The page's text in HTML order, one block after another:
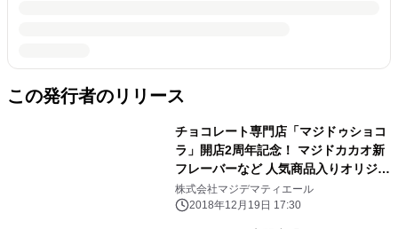
この発行者のリリース
チョコレート専門店「マジドゥショコ
ラ」開店2周年記念！ マジドカカオ新
フレーバーなど 人気商品入りオリジナ
ルトートバッグ発売
株式会社マジデマティエール
2018年12月19日 17:30